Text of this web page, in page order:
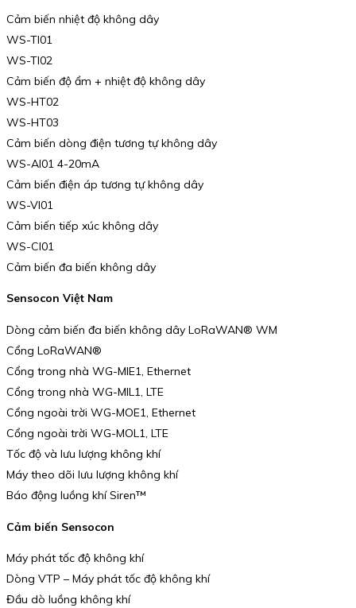
Cảm biến nhiệt độ không dây
WS-TI01
WS-TI02
Cảm biến độ ẩm + nhiệt độ không dây
WS-HT02
WS-HT03
Cảm biến dòng điện tương tự không dây
WS-AI01 4-20mA
Cảm biến điện áp tương tự không dây
WS-VI01
Cảm biến tiếp xúc không dây
WS-CI01
Cảm biến đa biến không dây
Sensocon Việt Nam
Dòng cảm biến đa biến không dây LoRaWAN® WM
Cổng LoRaWAN®
Cổng trong nhà WG-MIE1, Ethernet
Cổng trong nhà WG-MIL1, LTE
Cổng ngoài trời WG-MOE1, Ethernet
Cổng ngoài trời WG-MOL1, LTE
Tốc độ và lưu lượng không khí
Máy theo dõi lưu lượng không khí
Báo động luồng khí Siren™
Cảm biến Sensocon
Máy phát tốc độ không khí
Dòng VTP – Máy phát tốc độ không khí
Đầu dò luồng không khí